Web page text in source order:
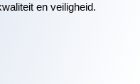
en veiligheid.